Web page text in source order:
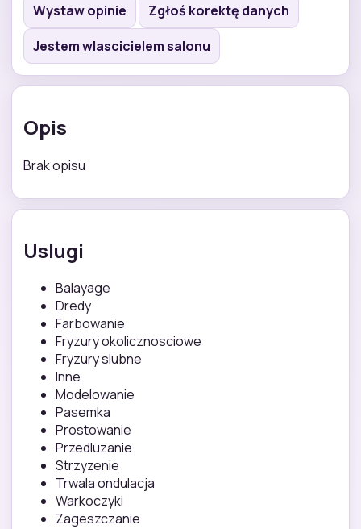
Wystaw opinie
Zgłoś korektę danych
Jestem wlascicielem salonu
Opis
Brak opisu
Uslugi
Balayage
Dredy
Farbowanie
Fryzury okolicznosciowe
Fryzury slubne
Inne
Modelowanie
Pasemka
Prostowanie
Przedluzanie
Strzyzenie
Trwala ondulacja
Warkoczyki
Zageszczanie